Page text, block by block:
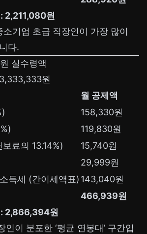
2,211,080원
소기업 초급 직장인이 가장 많이
다.
실수령액
원
월 공제액
158,330원
119,830원
료의 13.14%)
15,740원
29,999원
득세 (간이세액표) 143,040원
466,939원
: 2,866,394원
이 분포한 ‘평균 연봉대’ 구간입